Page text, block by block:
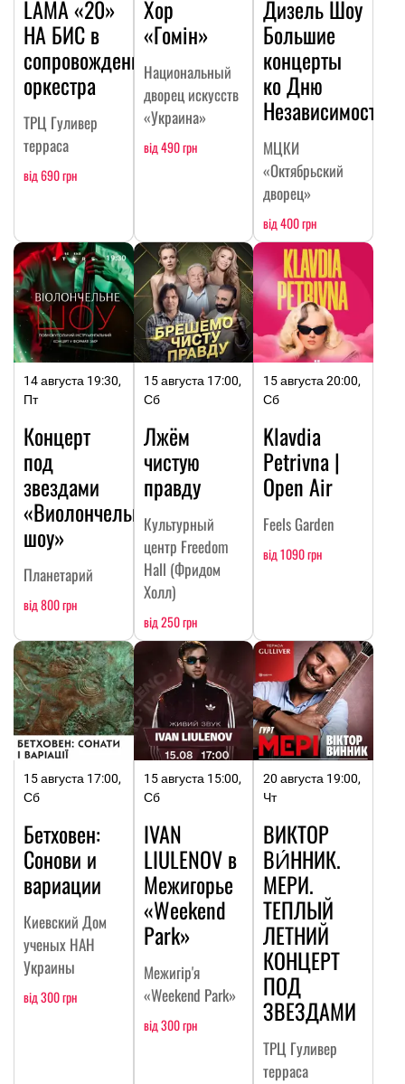
LAMA «20»
НА БИC в
сопровождении
оркестра
ТРЦ Гуливер
терраса
від 690 грн
Хор
«Гомін»
Национальный
дворец искусств
«Украина»
від 490 грн
Дизель Шоу
Большие
концерты
ко Дню
Независимости
МЦКИ
«Октябрьский
дворец»
від 400 грн
14 августа 19:30,
Пт
Концерт
под
звездами
«Виолончельное
шоу»
Планетарий
від 800 грн
15 августа 17:00,
Сб
Лжём
чистую
правду
Культурный
центр Freedom
Hall (Фридом
Холл)
від 250 грн
15 августа 20:00,
Сб
Klavdia
Petrivna |
Open Air
Feels Garden
від 1090 грн
15 августа 17:00,
Сб
Бетховен:
Сонови и
вариации
Киевский Дом
ученых НАН
Украины
від 300 грн
15 августа 15:00,
Сб
IVAN
LIULENOV в
Межигорье
«Weekend
Park»
Межигір'я
«Weekend Park»
від 300 грн
20 августа 19:00,
Чт
ВИКТОР
ВИ́ННИК.
МЕРИ.
ТЕПЛЫЙ
ЛЕТНИЙ
КОНЦЕРТ
ПОД
ЗВЕЗДАМИ
ТРЦ Гуливер
терраса